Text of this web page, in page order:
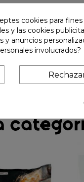
cookies para
y las cookies
y anuncios
involucrados?